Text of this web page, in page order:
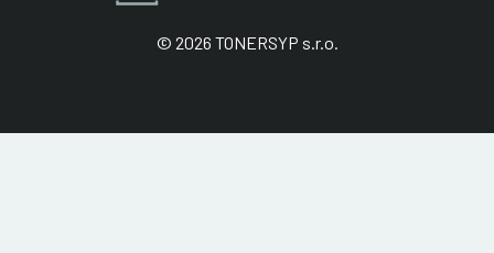
© 2026 TONERSYP s.r.o.